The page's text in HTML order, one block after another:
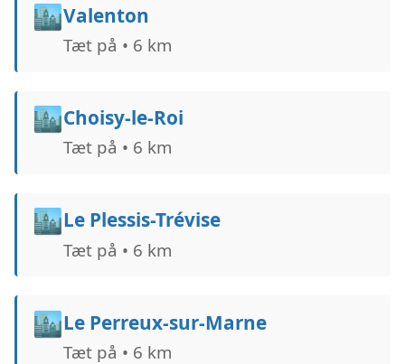
🏙️Valenton
Tæt på • 6 km
🏙️Choisy-le-Roi
Tæt på • 6 km
🏙️Le Plessis-Trévise
Tæt på • 6 km
🏙️Le Perreux-sur-Marne
Tæt på • 6 km